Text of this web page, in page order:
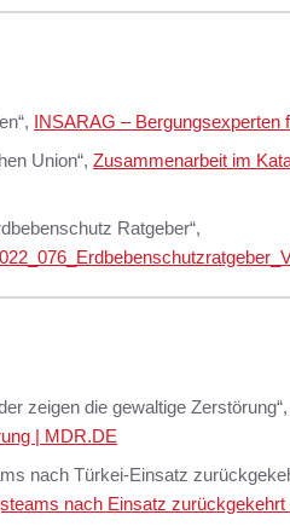
INSARAG – Bergungsexperten
Union“, Zusammenarbeit im
Ratgeber“,
zeigen die gewaltige Zerstörung“,
| MDR.DE
nach Türkei-Einsatz
nach Einsatz